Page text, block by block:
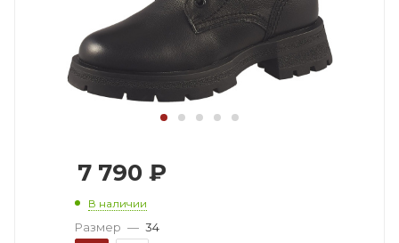
7 790 ₽
В наличии
Размер — 34